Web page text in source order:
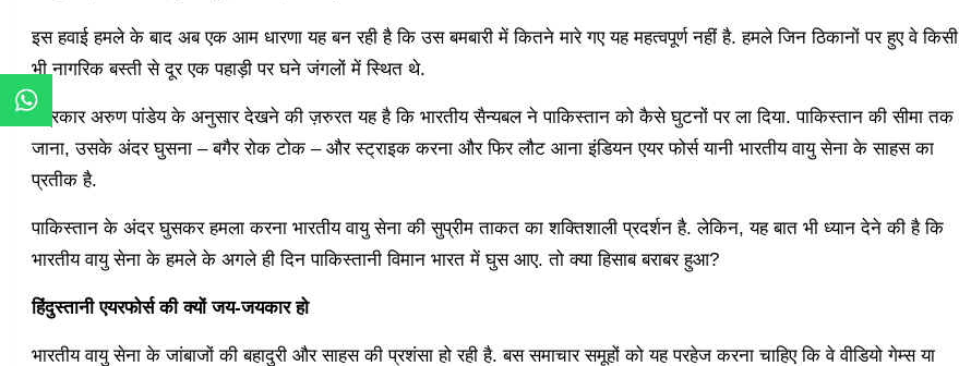
इस हवाई हमले के बाद अब एक आम धारणा यह बन रही है कि उस बमबारी में कितने मारे गए यह महत्वपूर्ण नहीं है. हमले जिन ठिकानों पर हुए वे किसी
भी नागरिक बस्‍ती से दूर एक पहाड़ी पर घने जंगलों में स्थित थे.
पत्रकार अरुण पांडेय के अनुसार देखने की ज़रुरत यह है कि भारतीय सैन्यबल ने पाकिस्तान को कैसे घुटनों पर ला दिया. पाकिस्तान की सीमा तक
जाना, उसके अंदर घुसना – बगैर रोक टोक – और स्ट्राइक करना और फिर लौट आना इंडियन एयर फोर्स यानी भारतीय वायु सेना के साहस का
प्रतीक है.
पाकिस्तान के अंदर घुसकर हमला करना भारतीय वायु सेना की सुप्रीम ताकत का शक्तिशाली प्रदर्शन है. लेकिन, यह बात भी ध्यान देने की है कि
भारतीय वायु सेना के हमले के अगले ही दिन पाकिस्तानी विमान भारत में घुस आए. तो क्या हिसाब बराबर हुआ?
हिंदुस्तानी एयरफोर्स की क्यों जय-जयकार हो
भारतीय वायु सेना के जांबाजों की बहादुरी और साहस की प्रशंसा हो रही है. बस समाचार समूहों को यह परहेज करना चाहिए कि वे वीडियो गेम्स या